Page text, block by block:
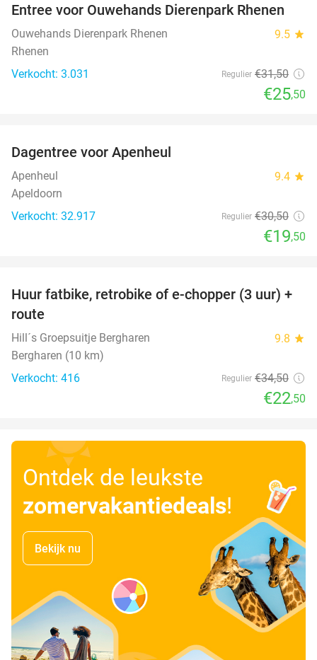
19%
Entree voor Ouwehands Dierenpark Rhenen
Ouwehands Dierenpark Rhenen 9.5 star
Rhenen
Verkocht: 3.031
Regulier €31,50
€25,50
Dagentree voor Apenheul
Apenheul 9.4 star
Apeldoorn
Verkocht: 32.917
Regulier €30,50
€19,50
35%
Huur fatbike, retrobike of e-chopper (3 uur) +
route
Hill´s Groepsuitje Bergharen 9.8 star
Bergharen (10 km)
Verkocht: 416
Regulier €34,50
€22,50
Ontdek de leukste
zomervakantiedeals!
Bekijk nu